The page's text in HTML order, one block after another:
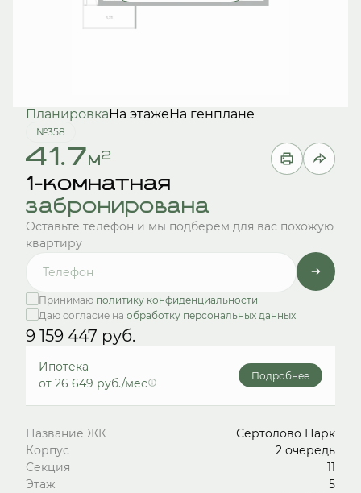
ПланировкаНа этажеНа генплане
№358
41.7м2
1-комнатная
забронирована
Оставьте телефон и мы подберем для вас похожую
квартиру
Принимаю политику конфиденциальности
Даю согласие на обработку персональных данных
9 159 447 руб.
Ипотека
от 26 649 руб./мес
Подробнее
Название ЖК
Сертолово Парк
Корпус
2 очередь
Секция
11
Этаж
5